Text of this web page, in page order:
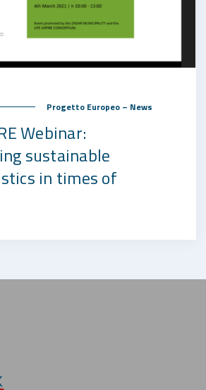
Progetto Europeo – News
Webinar:
sustainable
in times of